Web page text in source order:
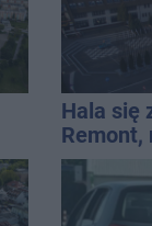
Hala się
Remont,